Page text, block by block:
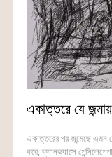
একাত্তরে যে
একাত্তরের পর জন্মেছে এমন
করে, ক্যানভ্যাসে